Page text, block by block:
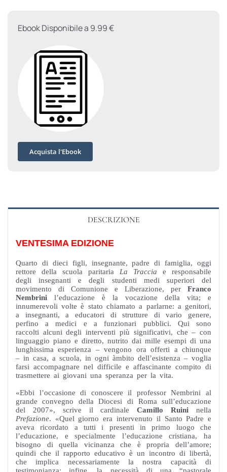
Ebook Disponibile a 9.99 €
Acquista l'Ebook
DESCRIZIONE
VENTESIMA EDIZIONE
Quarto di dieci figli, insegnante, padre di famiglia, oggi
rettore della scuola paritaria La Traccia e responsabile
degli insegnanti e degli studenti medi superiori del
movimento di Comunione e Liberazione, perFranco
Nembrinil’educazione è la vocazione della vita; e
innumerevoli volte è stato chiamato a parlarne: a genitori,
a insegnanti, a educatori di strutture di vario genere,
perfino a medici e a funzionari pubblici. Qui sono
raccolti alcuni degli interventi più significativi, che – con
linguaggio piano e diretto, nutrito dai mille esempi di una
lunghissima esperienza – vengono ora offerti a chiunque
– in casa, a scuola, in ogni àmbito dell’esistenza – voglia
farsi accompagnare nel difficile e affascinante compito di
trasmettere ai giovani una speranza per la vita.
«Ebbi l’occasione di conoscere il professor Nembrini al
grande convegno della Diocesi di Roma sull’educazione
del 2007», scrive il cardinaleCamillo Ruini nella
Prefazione. «Quel giorno era intervenuto il Santo Padre e
aveva ricordato a tutti i presenti in primo luogo che
l’educazione, e specialmente l’educazione cristiana, ha
bisogno di quella vicinanza che è propria dell’amore;
quindi che il rapporto educativo è un incontro di libertà,
che implica necessariamente la nostra capacità di
testimonianza; infine, la necessità di una “pastorale